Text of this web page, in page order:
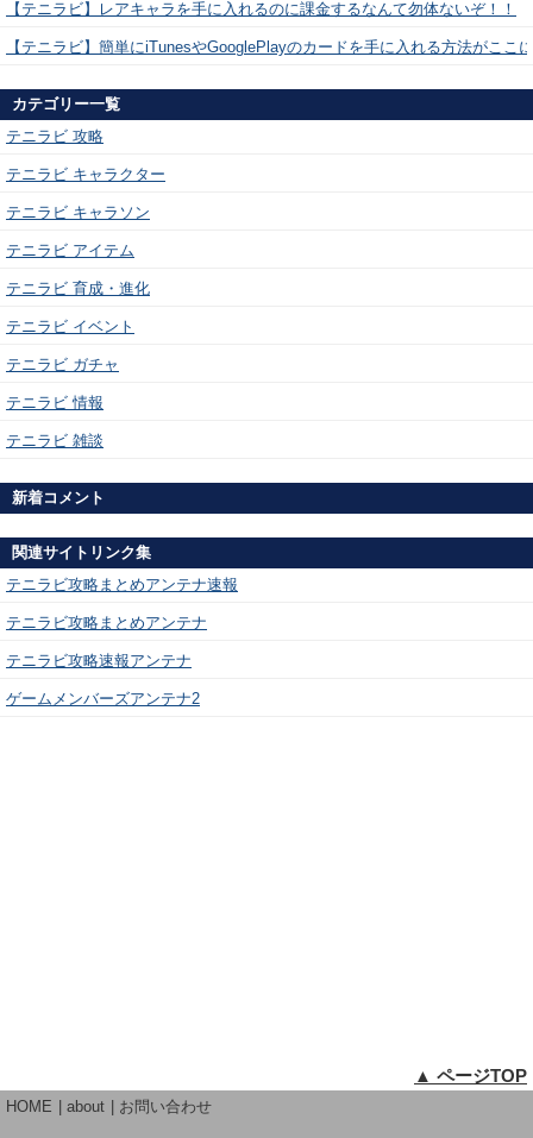
【テニラビ】レアキャラを手に入れるのに課金するなんて勿体ないぞ！！
【テニラビ】簡単にiTunesやGooglePlayのカードを手に入れる方法がここ
カテゴリー一覧
テニラビ 攻略
テニラビ キャラクター
テニラビ キャラソン
テニラビ アイテム
テニラビ 育成・進化
テニラビ イベント
テニラビ ガチャ
テニラビ 情報
テニラビ 雑談
新着コメント
関連サイトリンク集
テニラビ攻略まとめアンテナ速報
テニラビ攻略まとめアンテナ
テニラビ攻略速報アンテナ
ゲームメンバーズアンテナ2
▲ ページTOP
HOME about お問い合わせ